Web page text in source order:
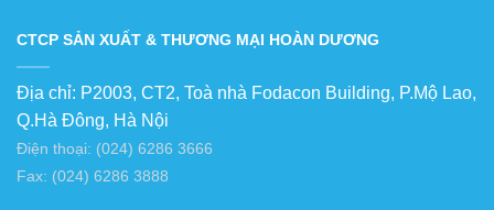
CTCP SẢN XUẤT & THƯƠNG MẠI HOÀN DƯƠNG
Địa chỉ: P2003, CT2, Toà nhà Fodacon Building, P.Mộ Lao,
Q.Hà Đông, Hà Nội
Điện thoại: (024) 6286 3666
Fax: (024) 6286 3888